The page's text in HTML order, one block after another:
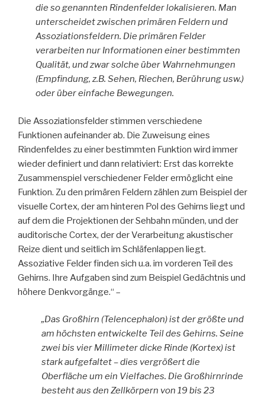
die so genannten Rindenfelder lokalisieren. Man
unterscheidet zwischen primären Feldern und
Assoziationsfeldern. Die primären Felder
verarbeiten nur Informationen einer bestimmten
Qualität, und zwar solche über Wahrnehmungen
(Empfindung, z.B. Sehen, Riechen, Berührung usw.)
oder über einfache Bewegungen.
Die Assoziationsfelder stimmen verschiedene
Funktionen aufeinander ab. Die Zuweisung eines
Rindenfeldes zu einer bestimmten Funktion wird immer
wieder definiert und dann relativiert: Erst das korrekte
Zusammenspiel verschiedener Felder ermöglicht eine
Funktion. Zu den primären Feldern zählen zum Beispiel der
visuelle Cortex, der am hinteren Pol des Gehirns liegt und
auf dem die Projektionen der Sehbahn münden, und der
auditorische Cortex, der der Verarbeitung akustischer
Reize dient und seitlich im Schläfenlappen liegt.
Assoziative Felder finden sich u.a. im vorderen Teil des
Gehirns. Ihre Aufgaben sind zum Beispiel Gedächtnis und
höhere Denkvorgänge.“ –
„Das Großhirn (Telencephalon) ist der größte und
am höchsten entwickelte Teil des Gehirns. Seine
zwei bis vier Millimeter dicke Rinde (Kortex) ist
stark aufgefaltet – dies vergrößert die
Oberfläche um ein Vielfaches. Die Großhirnrinde
besteht aus den Zellkörpern von 19 bis 23